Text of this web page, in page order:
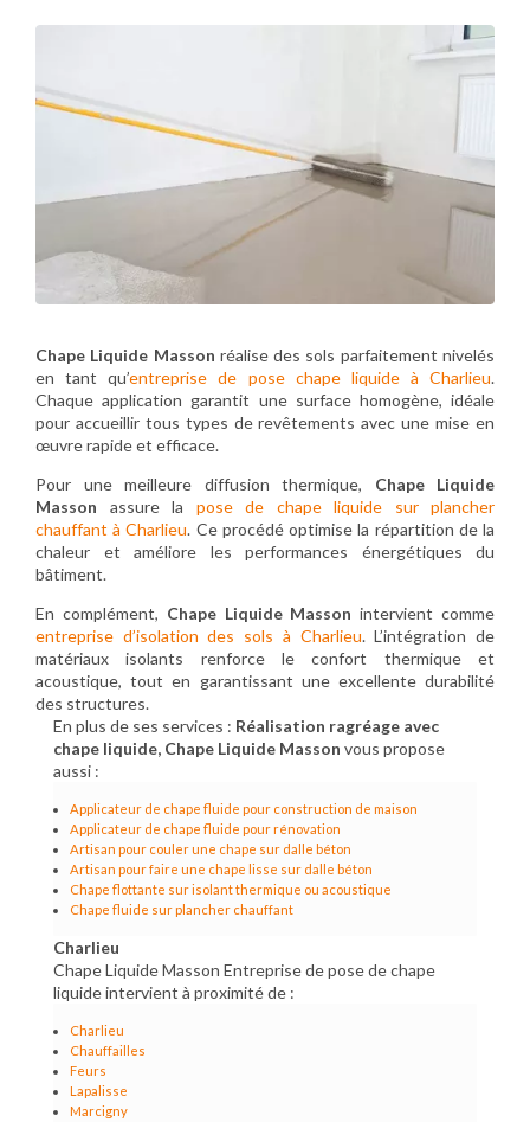
Chape Liquide Masson réalise des sols parfaitement nivelés
en tant qu’entreprise de pose chape liquide à Charlieu.
Chaque application garantit une surface homogène, idéale
pour accueillir tous types de revêtements avec une mise en
œuvre rapide et efficace.
Pour une meilleure diffusion thermique, Chape Liquide
Masson assure la pose de chape liquide sur plancher
chauffant à Charlieu. Ce procédé optimise la répartition de la
chaleur et améliore les performances énergétiques du
bâtiment.
En complément, Chape Liquide Masson intervient comme
entreprise d’isolation des sols à Charlieu. L’intégration de
matériaux isolants renforce le confort thermique et
acoustique, tout en garantissant une excellente durabilité
des structures.
En plus de ses services : Réalisation ragréage avec
chape liquide, Chape Liquide Masson vous propose
aussi :
Applicateur de chape fluide pour construction de maison
Applicateur de chape fluide pour rénovation
Artisan pour couler une chape sur dalle béton
Artisan pour faire une chape lisse sur dalle béton
Chape flottante sur isolant thermique ou acoustique
Chape fluide sur plancher chauffant
Charlieu
Chape Liquide Masson Entreprise de pose de chape
liquide intervient à proximité de :
Charlieu
Chauffailles
Feurs
Lapalisse
Marcigny